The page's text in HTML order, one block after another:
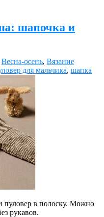
шапочка и
Весна-осень, Вязание
для мальчика, шапка
пуловер в полоску. Можно
рукавов.